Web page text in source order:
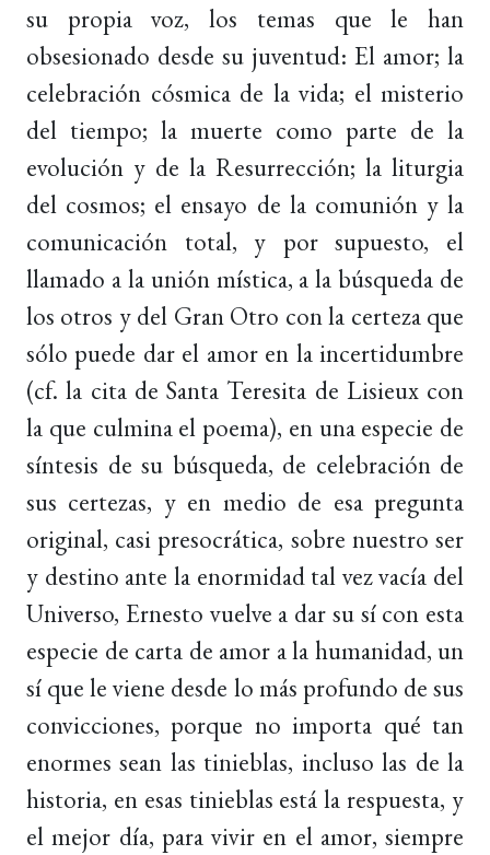
su propia voz, los temas que le han
obsesionado desde su juventud: El amor; la
celebración cósmica de la vida; el misterio
del tiempo; la muerte como parte de la
evolución y de la Resurrección; la liturgia
del cosmos; el ensayo de la comunión y la
comunicación total, y por supuesto, el
llamado a la unión mística, a la búsqueda de
los otros y del Gran Otro con la certeza que
sólo puede dar el amor en la incertidumbre
(cf. la cita de Santa Teresita de Lisieux con
la que culmina el poema), en una especie de
síntesis de su búsqueda, de celebración de
sus certezas, y en medio de esa pregunta
original, casi presocrática, sobre nuestro ser
y destino ante la enormidad tal vez vacía del
Universo, Ernesto vuelve a dar su sí con esta
especie de carta de amor a la humanidad, un
sí que le viene desde lo más profundo de sus
convicciones, porque no importa qué tan
enormes sean las tinieblas, incluso las de la
historia, en esas tinieblas está la respuesta, y
el mejor día, para vivir en el amor, siempre